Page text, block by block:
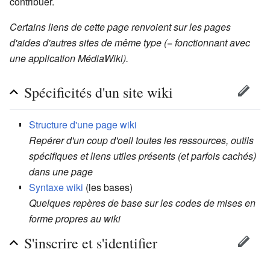
Certains liens de cette page renvoient sur les pages
d'aides d'autres sites de même type (= fonctionnant avec
une application MédiaWiki).
Spécificités d'un site wiki
Structure d'une page wiki
Repérer d'un coup d'oeil toutes les ressources, outils
spécifiques et liens utiles présents (et parfois cachés)
dans une page
Syntaxe wiki (les bases)
Quelques repères de base sur les codes de mises en
forme propres au wiki
S'inscrire et s'identifier